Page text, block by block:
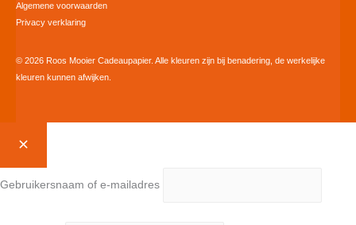
© 2026 Roos Mooier Cadeaupapier. Alle kleuren zijn bij benadering, de werkelijke
kleuren kunnen afwijken.
Algemene voorwaarden
Privacy verklaring
Gebruikersnaam of e-mailadres